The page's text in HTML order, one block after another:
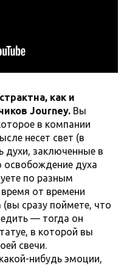
как и
Journey. Вы
в компании
несет свет (в
духи, заключенные в
освобождение духа
по разным
от времени
(вы сразу поймете, что
— тогда он
в которой вы
свечи.
нибудь эмоции,